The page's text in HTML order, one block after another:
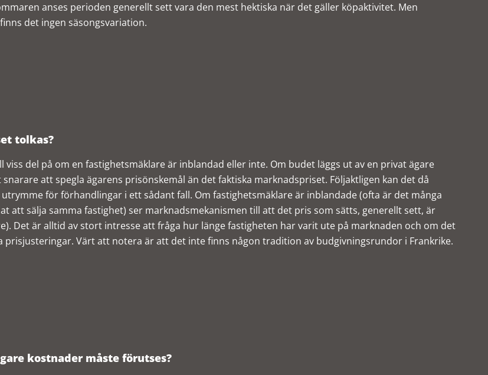
anses perioden generellt sett vara den mest hektiska när det gäller köpaktivitet. Men
det ingen säsongsvariation.
tolkas?
viss del på om en fastighetsmäklare är inblandad eller inte. Om budet läggs ut av en privat ägare
att spegla ägarens prisönskemål än det faktiska marknadspriset. Följaktligen kan det då
för förhandlingar i ett sådant fall. Om fastighetsmäklare är inblandade (ofta är det många
att sälja samma fastighet) ser marknadsmekanismen till att det pris som sätts, generellt sett, är
Det är alltid av stort intresse att fråga hur länge fastigheten har varit ute på marknaden och om det
prisjusteringar. Värt att notera är att det inte finns någon tradition av budgivningsrundor i Frankrike.
kostnader måste förutses?